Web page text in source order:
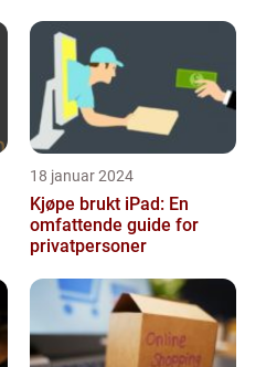
18 januar 2024
Kjøpe brukt iPad: En
omfattende guide for
privatpersoner